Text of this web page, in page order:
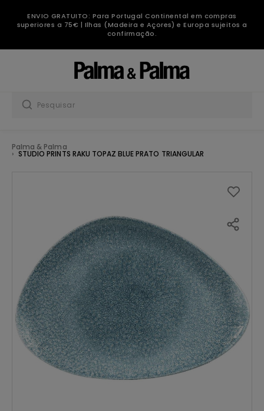
ENVIO GRATUITO: Para Portugal Continental em compras
superiores a 75€ | Ilhas (Madeira e Açores) e Europa sujeitos a
confirmação.
Palma & Palma
STUDIO PRINTS RAKU TOPAZ BLUE PRATO TRIANGULAR